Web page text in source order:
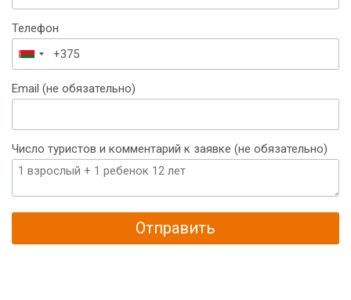
Телефон
Беларусь
+375
Email (не обязательно)
Число туристов и комментарий к заявке (не обязательно)
Отправить